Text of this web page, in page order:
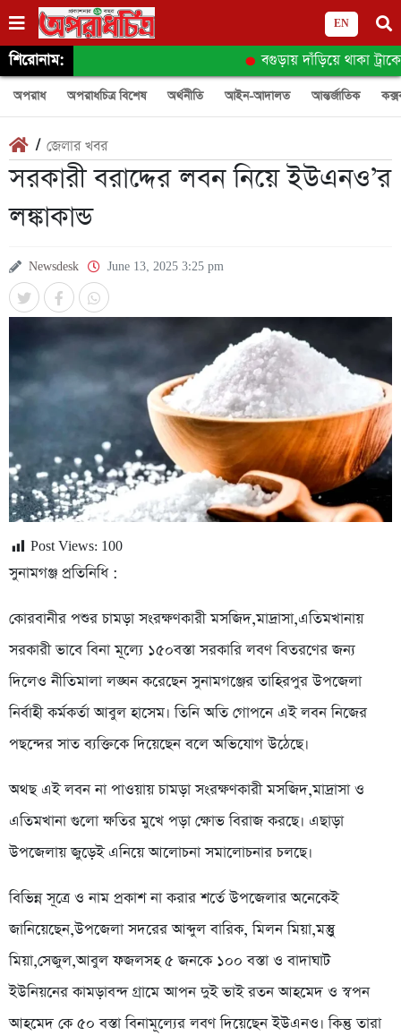
EN
শিরোনাম: বগুড়ায় দাঁড়িয়ে থাকা ট্রাকে
অপরাধ অপরাধচিত্র বিশেষ অর্থনীতি আইন-আদালত আন্তর্জাতিক
/ জেলার খবর
সরকারী বরাদ্দের লবন নিয়ে ইউএনও’র
লঙ্কাকান্ড
Newsdesk June 13, 2025 3:25 pm
Post Views: 100
সুনামগঞ্জ প্রতিনিধি :
কোরবানীর পশুর চামড়া সংরক্ষণকারী মসজিদ,মাদ্রাসা,এতিমখানায়
সরকারী ভাবে বিনা মূল্যে ১৫০বস্তা সরকারি লবণ বিতরণের জন্য
দিলেও নীতিমালা লঙ্ঘন করেছেন সুনামগঞ্জের তাহিরপুর উপজেলা
নির্বাহী কর্মকর্তা আবুল হাসেম। তিনি অতি গোপনে এই লবন নিজের
পছন্দের সাত ব্যক্তিকে দিয়েছেন বলে অভিযোগ উঠেছে।
অথছ এই লবন না পাওয়ায় চামড়া সংরক্ষণকারী মসজিদ,মাদ্রাসা ও
এতিমখানা গুলো ক্ষতির মুখে পড়া ক্ষোভ বিরাজ করছে। এছাড়া
উপজেলায় জুড়েই এনিয়ে আলোচনা সমালোচনার চলছে।
বিভিন্ন সূত্রে ও নাম প্রকাশ না করার শর্তে উপজেলার অনেকেই
জানিয়েছেন,উপজেলা সদরের আব্দুল বারিক, মিলন মিয়া,মস্তুু
মিয়া,সেজুল,আবুল ফজলসহ ৫ জনকে ১০০ বস্তা ও বাদাঘাট
ইউনিয়নের কামড়াবন্দ গ্রামে আপন দুই ভাই রতন আহমেদ ও স্বপন
আহমেদ কে ৫০ বস্তা বিনামূল্যের লবণ দিয়েছেন ইউএনও। কিন্তু তারা